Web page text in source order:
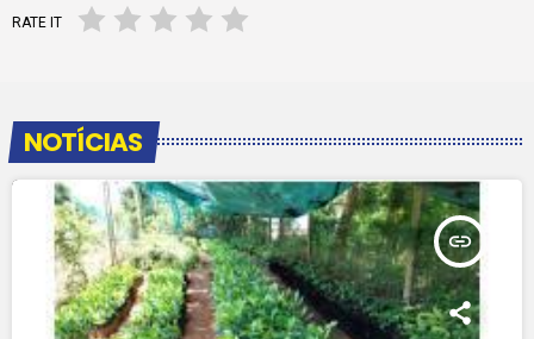
RATE IT
NOTÍCIAS
insert_link